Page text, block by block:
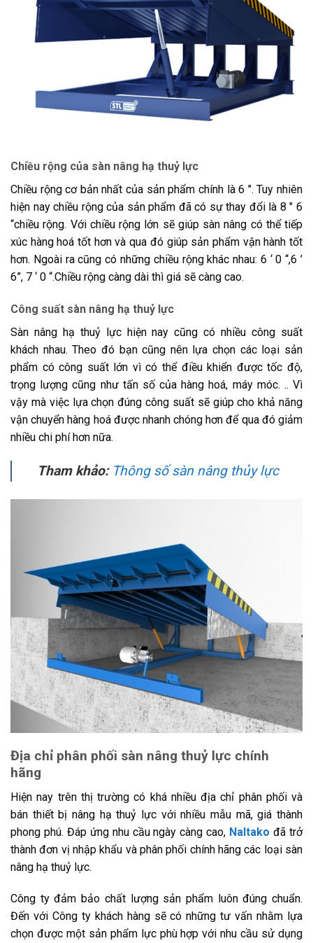
Chiều rộng của sàn nâng hạ thuỷ lực
Chiều rộng cơ bản nhất của sản phẩm chính là 6 ″. Tuy nhiên
hiện nay chiều rộng của sản phẩm đã có sự thay đổi là 8 ″ 6
“chiều rộng. Với chiều rộng lớn sẽ giúp sàn nâng có thể tiếp
xúc hàng hoá tốt hơn và qua đó giúp sản phẩm vận hành tốt
hơn. Ngoài ra cũng có những chiều rộng khác nhau: 6 ‘ 0 “,6 ’
6”, 7 ‘ 0 “.Chiều rộng càng dài thì giá sẽ càng cao.
Công suất sàn nâng hạ thuỷ lực
Sàn nâng hạ thuỷ lực hiện nay cũng có nhiều công suất
khách nhau. Theo đó bạn cũng nên lựa chọn các loại sản
phẩm có công suất lớn vì có thể điều khiển được tốc độ,
trọng lượng cũng như tấn số của hàng hoá, máy móc. .. Vì
vậy mà việc lựa chọn đúng công suất sẽ giúp cho khả năng
vận chuyển hàng hoá được nhanh chóng hơn để qua đó giảm
nhiều chi phí hơn nữa.
Tham khảo: Thông số sàn nâng thủy lực
Địa chỉ phân phối sàn nâng thuỷ lực chính
hãng
Hiện nay trên thị trường có khá nhiều địa chỉ phân phối và
bán thiết bị nâng hạ thuỷ lực với nhiều mẫu mã, giá thành
phong phú. Đáp ứng nhu cầu ngày càng cao, Naltako đã trở
thành đơn vị nhập khẩu và phân phối chính hãng các loại sàn
nâng hạ thuỷ lực.
Công ty đảm bảo chất lượng sản phẩm luôn đúng chuẩn.
Đến với Công ty khách hàng sẽ có những tư vấn nhằm lựa
chọn được một sản phẩm lực phù hợp với nhu cầu sử dụng